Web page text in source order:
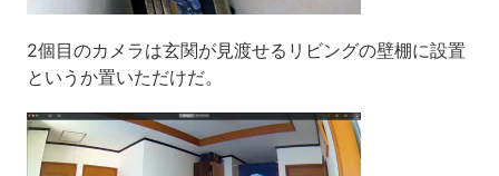
2個目のカメラは玄関が見渡せるリビングの壁棚に設置
というか置いただけだ。